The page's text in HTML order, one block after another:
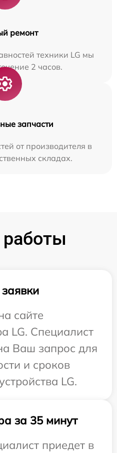
ремонт
техники LG мы
2 часов.
запчасти
от производителя в
складах.
сайте
LG. Специалист
Ваш запрос для
и сроков
LG.
за 35 минут
приедет в